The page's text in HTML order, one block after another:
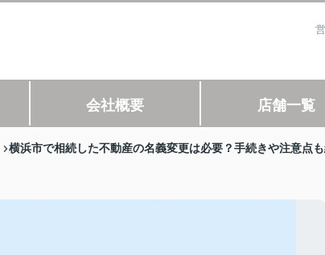
会社概要 店舗一覧
横浜市で相続した不動産の名義変更は必要？手続きや注意点